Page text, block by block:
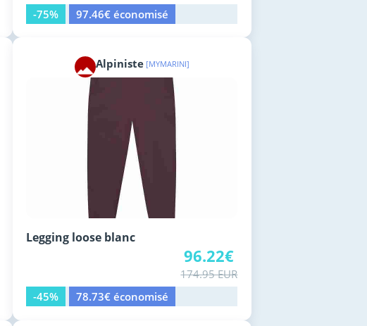
-75%
97.46€ économisé
Alpiniste [MYMARINI]
Legging loose blanc
96.22€
174.95 EUR
-45%
78.73€ économisé